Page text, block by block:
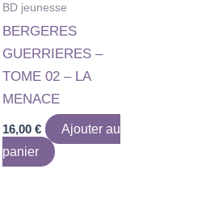
BD jeunesse
BERGERES
GUERRIERES –
TOME 02 – LA
MENACE
16,00€
Ajouter au
panier